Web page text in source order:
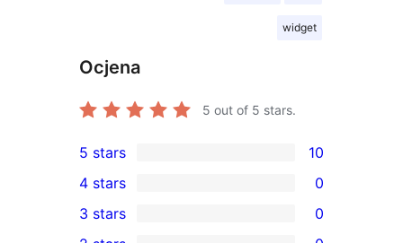
widget
Ocjena
5 out of 5 stars.
10
5-
star
5 stars 10
4-
4 stars 0
0
3 stars 0